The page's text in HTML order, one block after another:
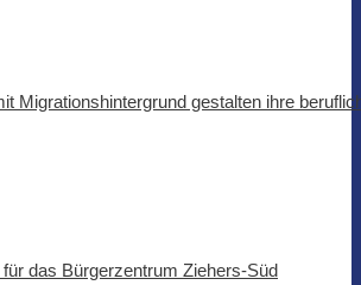
Migrationshintergrund gestalten ihre
das Bürgerzentrum Ziehers-Süd